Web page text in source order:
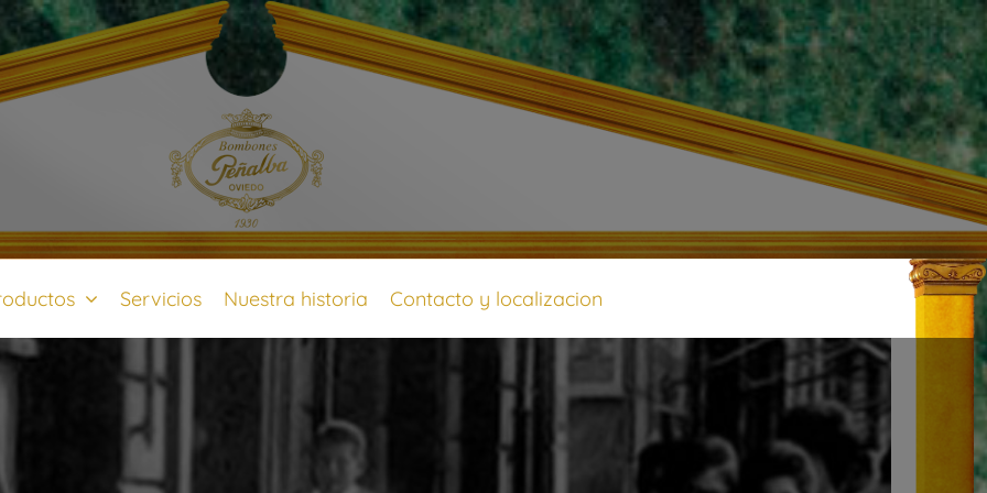
Servicios Nuestra historia Contacto y localizacion